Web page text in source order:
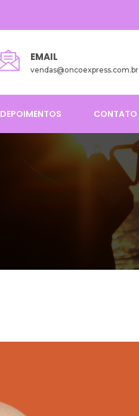
EMAIL
vendas@oncoexpress.com.br
DEPOIMENTOS CONTATO